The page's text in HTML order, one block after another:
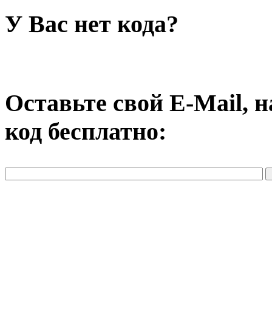
У Вас нет кода?
Оставьте свой E-Mail,
код бесплатно: